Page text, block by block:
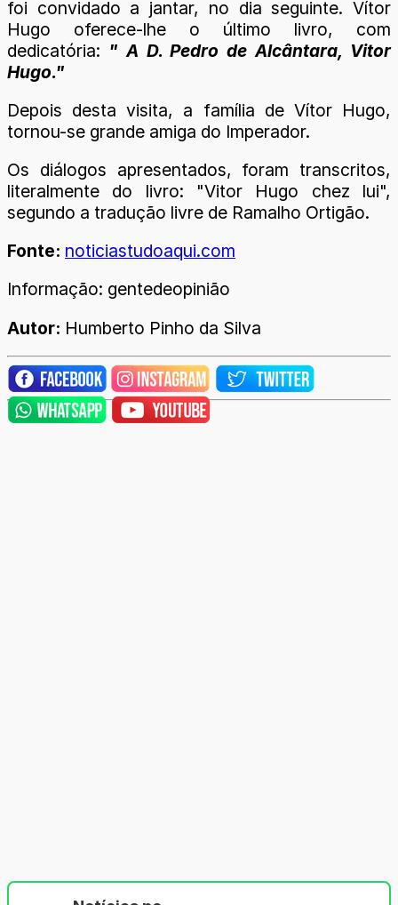
foi convidado a jantar, no dia seguinte. Vítor
Hugo oferece-lhe o último livro, com
dedicatória: " A D. Pedro de Alcântara, Vitor
Hugo."
Depois desta visita, a família de Vítor Hugo,
tornou-se grande amiga do Imperador.
Os diálogos apresentados, foram transcritos,
literalmente do livro: "Vitor Hugo chez lui",
segundo a tradução livre de Ramalho Ortigão.
Fonte: noticiastudoaqui.com
Informação: gentedeopinião
Autor: Humberto Pinho da Silva